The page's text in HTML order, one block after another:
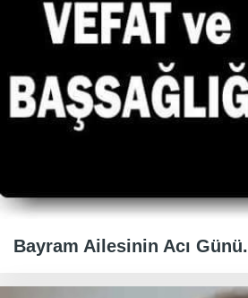
Bayram Ailesinin Acı Günü.